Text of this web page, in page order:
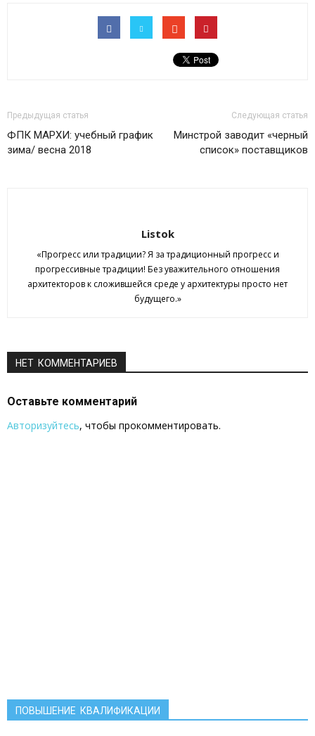
Предыдущая статья
ФПК МАРХИ: учебный график
зима/ весна 2018
Следующая статья
Минстрой заводит «черный
список» поставщиков
Listok
«Прогресс или традиции? Я за традиционный прогресс и
прогрессивные традиции! Без уважительного отношения
архитекторов к сложившейся среде у архитектуры просто нет
будущего.»
НЕТ КОММЕНТАРИЕВ
Оставьте комментарий
Авторизуйтесь, чтобы прокомментировать.
ПОВЫШЕНИЕ КВАЛИФИКАЦИИ